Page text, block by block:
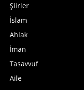
Şiirler
İslam
Ahlak
İman
Tasavvuf
Aile